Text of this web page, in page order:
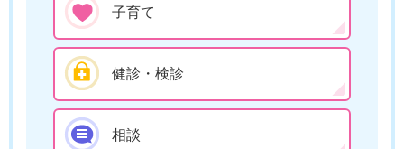
子育て
健診・検診
相談